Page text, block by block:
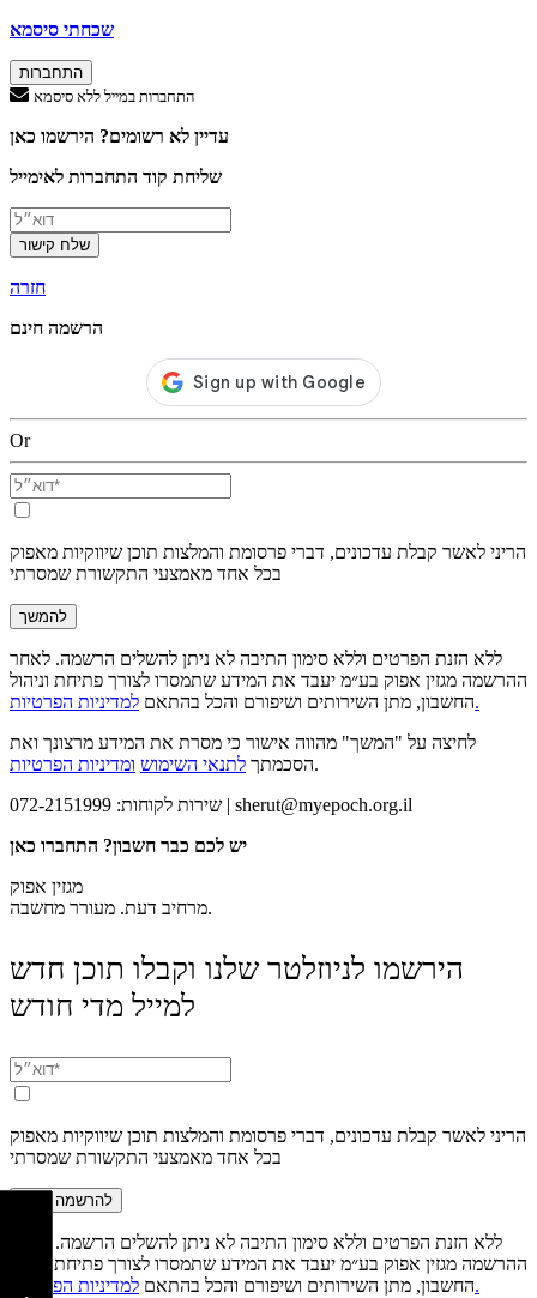
שכחתי סיסמא
התחברות
התחברות במייל ללא סיסמא
עדיין לא רשומים? הירשמו כאן
שליחת קוד התחברות לאימייל
שלח קישור
חזרה
הרשמה חינם
Or
הריני לאשר קבלת עדכונים, דברי פרסומת והמלצות תוכן שיווקיות מאפוק
בכל אחד מאמצעי התקשורת שמסרתי
להמשך
ללא הזנת הפרטים וללא סימון התיבה לא ניתן להשלים הרשמה. לאחר
ההרשמה מגזין אפוק בע״מ יעבד את המידע שתמסרו לצורך פתיחת וניהול
החשבון, מתן השירותים ושיפורם והכל בהתאםלמדיניות הפרטיות.
לחיצה על "המשך" מהווה אישור כי מסרת את המידע מרצונך ואת
הסכמתך לתנאי השימוש ומדיניות הפרטיות
.
שירות לקוחות: 072-2151999 | sherut@myepoch.org.il
יש לכם כבר חשבון? התחברו כאן
מגזין אפוק
מרחיב דעת. מעורר מחשבה.
הירשמו לניוזלטר שלנו וקבלו תוכן חדש
למייל מדי חודש
הריני לאשר קבלת עדכונים, דברי פרסומת והמלצות תוכן שיווקיות מאפוק
בכל אחד מאמצעי התקשורת שמסרתי
להרשמה חינם
ללא הזנת הפרטים וללא סימון התיבה לא ניתן להשלים הרשמה. לאחר
ההרשמה מגזין אפוק בע״מ יעבד את המידע שתמסרו לצורך פתיחת וניהול
החשבון, מתן השירותים ושיפורם והכל בהתאםלמדיניות הפרטיות.